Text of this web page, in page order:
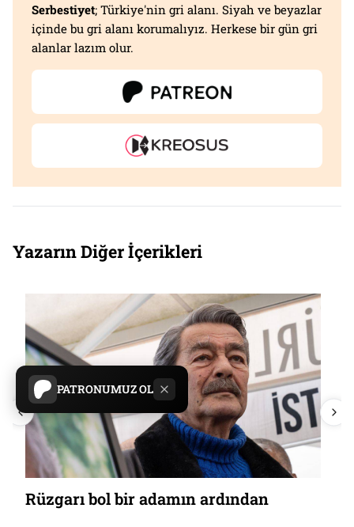
PATRONUMUZ OL
Serbestiyet; Türkiye'nin gri alanı. Siyah ve beyazlar
içinde bu gri alanı korumalıyız. Herkese bir gün gri
alanlar lazım olur.
Yazarın Diğer İçerikleri
Rüzgarı bol bir adamın ardından